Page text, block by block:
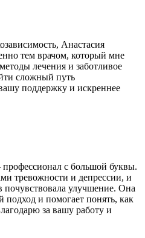
Анастасия
тем врачом, который мне
лечения и заботливое
сложный путь
поддержку и искреннее
с большой буквы.
тревожности и депрессии, и
почувствовала улучшение. Она
и помогает понять, как
за вашу работу и